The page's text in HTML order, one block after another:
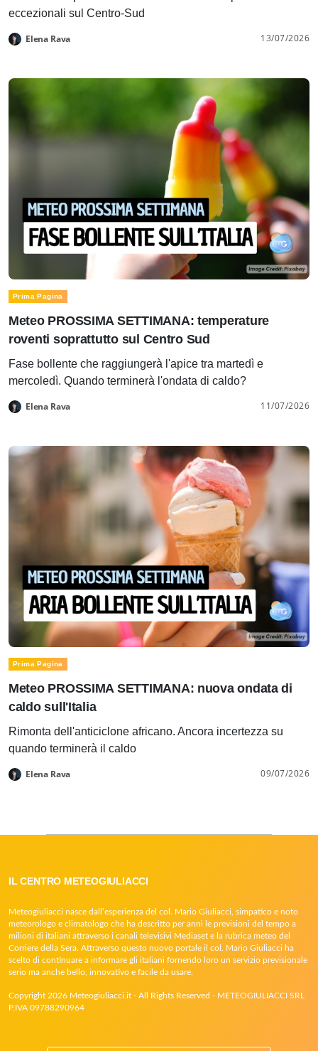
eccezionali sul Centro-Sud
Elena Rava 13/07/2026
Prima Pagina
Meteo PROSSIMA SETTIMANA: temperature
roventi soprattutto sul Centro Sud
Fase bollente che raggiungerà l'apice tra martedì e
mercoledì. Quando terminerà l'ondata di caldo?
Elena Rava 11/07/2026
Prima Pagina
Meteo PROSSIMA SETTIMANA: nuova ondata di
caldo sull'Italia
Rimonta dell'anticiclone africano. Ancora incertezza su
quando terminerà il caldo
Elena Rava 09/07/2026
IL CENTRO METEOGIULIACCI
Meteogiuliacci nasce dall’esperienza del col. Mario Giuliacci, simpatico e noto
meteorologo e climatologo che ha descritto per anni le previsioni del tempo a
milioni di italiani attraverso i canali televisivi Mediaset e la rubrica meteo del
Corriere della Sera. Attraverso questo nuovo portale il col. Mario Giuliacci ha
scelto di continuare a informare gli italiani fornendo loro un servizio previsionale
serio ma anche bello, innovativo e facile da usare.
Copyright 2026 Meteogiuliacci.it - All Rights Reserved - METEOGIULIACCI SRL
P.IVA 09788290964